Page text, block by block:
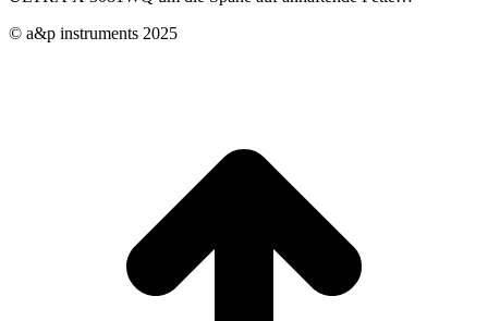
© a&p instruments 2025